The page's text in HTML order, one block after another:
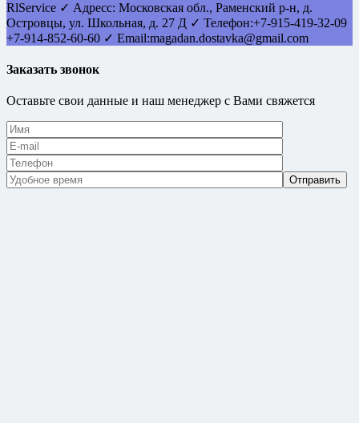
RlService ✓ Адресс: Московская обл., Раменский р-н, д.
Островцы, ул. Школьная, д. 27 Д ✓ Телефон:+7-915-419-32-09
+7-914-852-60-60 ✓ Email:magadan.dostavka@gmail.com
Заказать звонок
Оставьте свои данные и наш менеджер с Вами свяжется